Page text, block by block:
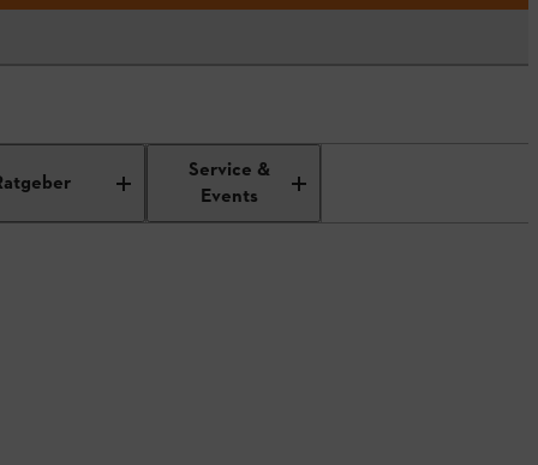
Service &
Events